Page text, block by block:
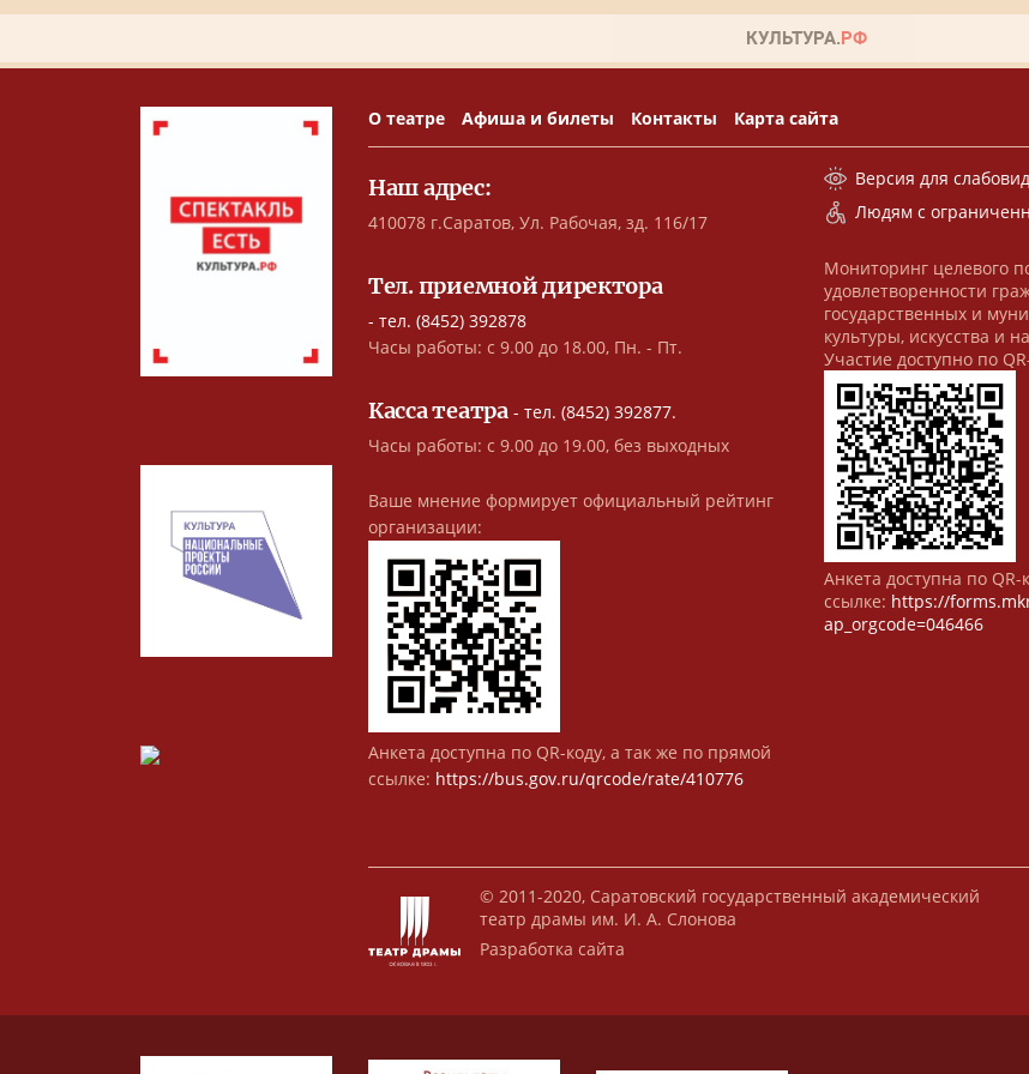
О театре Афиша и билеты Контакты Карта сайта
Наш адрес:
410078 г.Саратов, Ул. Рабочая, зд. 116/17
Тел. приемной директора
- тел. (8452) 392878
Часы работы: с 9.00 до 18.00, Пн. - Пт.
Касса театра- тел. (8452) 392877.
Часы работы: с 9.00 до 19.00, без выходных
Ваше мнение формирует официальный рейтинг
организации:
Анкета доступна по QR-коду, а так же по прямой
ссылке: https://bus.gov.ru/qrcode/rate/410776
Версия для
Людям с
Мониторинг целевого
удовлетворенности
государственных и
культуры, искусства и
Участие доступно по
Анкета доступна по
ссылке: https://
ap_orgcode=046466
© 2011-2020, Саратовский государственный академический
театр драмы им. И. А. Слонова
Разработка сайта